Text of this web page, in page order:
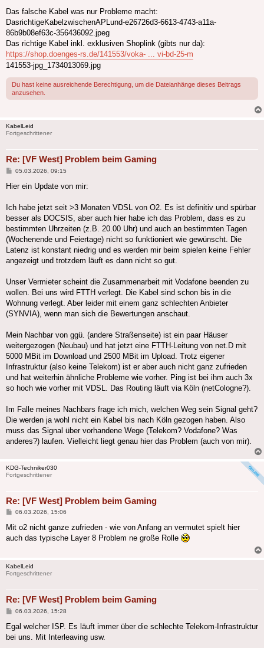
Das falsche Kabel was nur Probleme macht:
DasrichtigeKabelzwischenAPLund-e26726d3-6613-4743-a11a-
86b9b08ef63c-356436092.jpeg
Das richtige Kabel inkl. exklusiven Shoplink (gibts nur da):
https://shop.doenges-rs.de/141553/voka- ... vi-bd-25-m
141553-jpg_1734013069.jpg
Du hast keine ausreichende Berechtigung, um die Dateianhänge dieses Beitrags
anzusehen.
KabelLeid
Fortgeschrittener
Re: [VF West] Problem beim Gaming
Beitrag
05.03.2026, 09:15
Hier ein Update von mir:
Ich habe jetzt seit >3 Monaten VDSL von O2. Es ist definitiv und spürbar
besser als DOCSIS, aber auch hier habe ich das Problem, dass es zu
bestimmten Uhrzeiten (z.B. 20.00 Uhr) und auch an bestimmten Tagen
(Wochenende und Feiertage) nicht so funktioniert wie gewünscht. Die
Latenz ist konstant niedrig und es werden mir beim spielen keine Fehler
angezeigt und trotzdem läuft es dann nicht so gut.
Unser Vermieter scheint die Zusammenarbeit mit Vodafone beenden zu
wollen. Bei uns wird FTTH verlegt. Die Kabel sind schon bis in die
Wohnung verlegt. Aber leider mit einem ganz schlechten Anbieter
(SYNVIA), wenn man sich die Bewertungen anschaut.
Mein Nachbar von ggü. (andere Straßenseite) ist ein paar Häuser
weitergezogen (Neubau) und hat jetzt eine FTTH-Leitung von net.D mit
5000 MBit im Download und 2500 MBit im Upload. Trotz eigener
Infrastruktur (also keine Telekom) ist er aber auch nicht ganz zufrieden
und hat weiterhin ähnliche Probleme wie vorher. Ping ist bei ihm auch 3x
so hoch wie vorher mit VDSL. Das Routing läuft via Köln (netCologne?).
Im Falle meines Nachbars frage ich mich, welchen Weg sein Signal geht?
Die werden ja wohl nicht ein Kabel bis nach Köln gezogen haben. Also
muss das Signal über vorhandene Wege (Telekom? Vodafone? Was
anderes?) laufen. Vielleicht liegt genau hier das Problem (auch von mir).
KDG-Techniker030
Fortgeschrittener
Re: [VF West] Problem beim Gaming
Beitrag
06.03.2026, 15:06
Mit o2 nicht ganze zufrieden - wie von Anfang an vermutet spielt hier
auch das typische Layer 8 Problem ne große Rolle
KabelLeid
Fortgeschrittener
Re: [VF West] Problem beim Gaming
Beitrag
06.03.2026, 15:28
Egal welcher ISP. Es läuft immer über die schlechte Telekom-Infrastruktur
bei uns. Mit Interleaving usw.